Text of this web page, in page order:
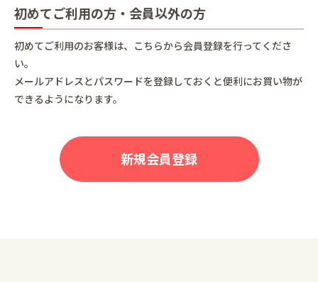
初めてご利用の方・会員以外の方
初めてご利用のお客様は、こちらから会員登録を行ってくださ
い。
メールアドレスとパスワードを登録しておくと便利にお買い物が
できるようになります。